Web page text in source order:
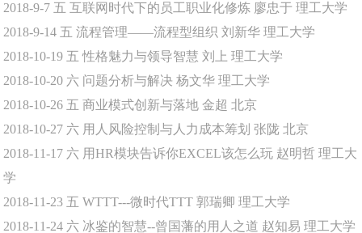
2018-9-7 五 互联网时代下的员工职业化修炼 廖忠于 理工大学
2018-9-14 五 流程管理——流程型组织 刘新华 理工大学
2018-10-19 五 性格魅力与领导智慧 刘上 理工大学
2018-10-20 六 问题分析与解决 杨文华 理工大学
2018-10-26 五 商业模式创新与落地 金超 北京
2018-10-27 六 用人风险控制与人力成本筹划 张陇 北京
2018-11-17 六 用HR模块告诉你EXCEL该怎么玩 赵明哲 理工大
学
2018-11-23 五 WTTT---微时代TTT 郭瑞卿 理工大学
2018-11-24 六 冰鉴的智慧--曾国藩的用人之道 赵知易 理工大学